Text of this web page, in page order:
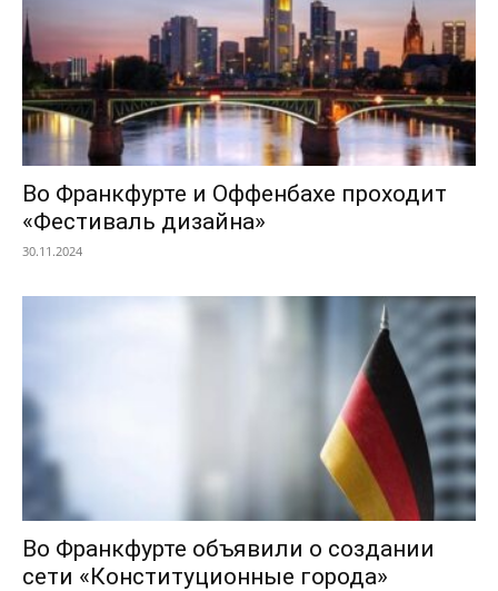
Во Франкфурте и Оффенбахе проходит
«Фестиваль дизайна»
30.11.2024
Во Франкфурте объявили о создании
сети «Конституционные города»